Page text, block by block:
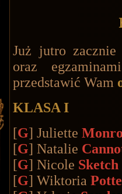
Już jutro zacznie
oraz
przedstawić Wam
KLASA I
[G] Juliette
[G] Natalie
[G] Nicole Sketch
[G] Wiktoria